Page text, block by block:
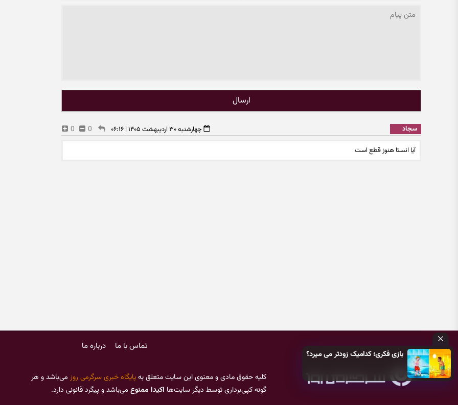
بازی فکری؛ کدامیک زودتر می میرد؟
ارسال
سجاد چهارشنبه ۳۰ اردیبهشت ۱۴۰۵ | ۰۶:۱۶ 0
0
آیا انستا هنوز قطع است
تماس با ما درباره ما
کلیه حقوق مادی و معنوی این سایت متعلق بهپایگاه خبری سرگرمی روز می‌باشد و هر
گونه کپی‌برداری توسط دیگر سایت‌ها اکیدا ممنوع می‌باشد و پیگرد قانونی دارد.